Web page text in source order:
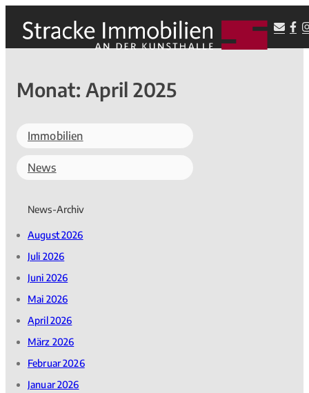
Monat: April 2025
Immobilien
News
News-Archiv
August 2026
Juli 2026
Juni 2026
Mai 2026
April 2026
März 2026
Februar 2026
Januar 2026